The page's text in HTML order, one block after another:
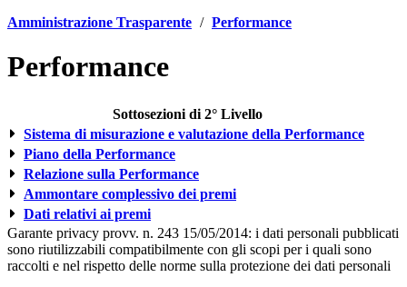
Amministrazione Trasparente / Performance
Performance
Sottosezioni di 2° Livello
Sistema di misurazione e valutazione della Performance
Piano della Performance
Relazione sulla Performance
Ammontare complessivo dei premi
Dati relativi ai premi
Garante privacy provv. n. 243 15/05/2014: i dati personali pubblicati
sono riutilizzabili compatibilmente con gli scopi per i quali sono
raccolti e nel rispetto delle norme sulla protezione dei dati personali